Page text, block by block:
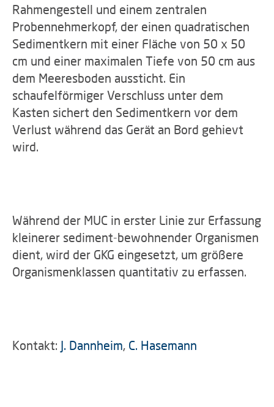
Rahmengestell und einem zentralen
Probennehmerkopf, der einen quadratischen
Sedimentkern mit einer Fläche von 50 x 50
cm und einer maximalen Tiefe von 50 cm aus
dem Meeresboden aussticht. Ein
schaufelförmiger Verschluss unter dem
Kasten sichert den Sedimentkern vor dem
Verlust während das Gerät an Bord gehievt
wird.
Während der MUC in erster Linie zur Erfassung
kleinerer sediment-bewohnender Organismen
dient, wird der GKG eingesetzt, um größere
Organismenklassen quantitativ zu erfassen.
Kontakt: J. Dannheim, C. Hasemann